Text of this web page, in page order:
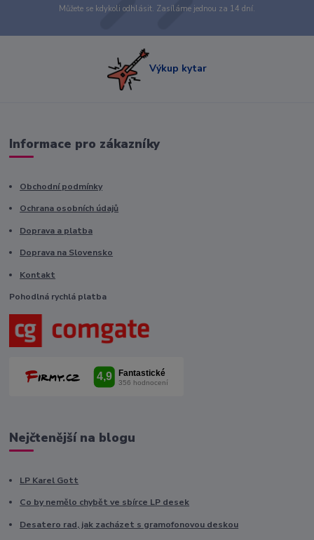
Můžete se kdykoli odhlásit. Zasíláme jednou za 14 dní.
Výkup kytar
Informace pro zákazníky
Obchodní podmínky
Ochrana osobních údajů
Doprava a platba
Doprava na Slovensko
Kontakt
Pohodlná rychlá platba
Nejčtenější na blogu
LP Karel Gott
Co by nemělo chybět ve sbírce LP desek
Desatero rad, jak zacházet s gramofonovou deskou